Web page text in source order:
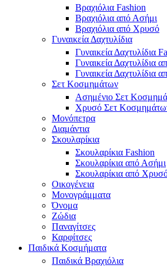
Βραχιόλια Fashion
Βραχιόλια από Ασήμι
Βραχιόλια από Χρυσό
Γυναικεία Δαχτυλίδια
Γυναικεία Δαχτυλίδια
Γυναικεία Δαχτυλίδια
Γυναικεία Δαχτυλίδια
Σετ Κοσμημάτων
Ασημένιο Σετ
Χρυσό Σετ
Μονόπετρα
Διαμάντια
Σκουλαρίκια
Σκουλαρίκια Fashion
Σκουλαρίκια από Ασήμι
Σκουλαρίκια από
Οικογένεια
Μονογράμματα
Όνομα
Ζώδια
Παναγίτσες
Καρφίτσες
Παιδικά Κοσμήματα
Παιδικά Βραχιόλια